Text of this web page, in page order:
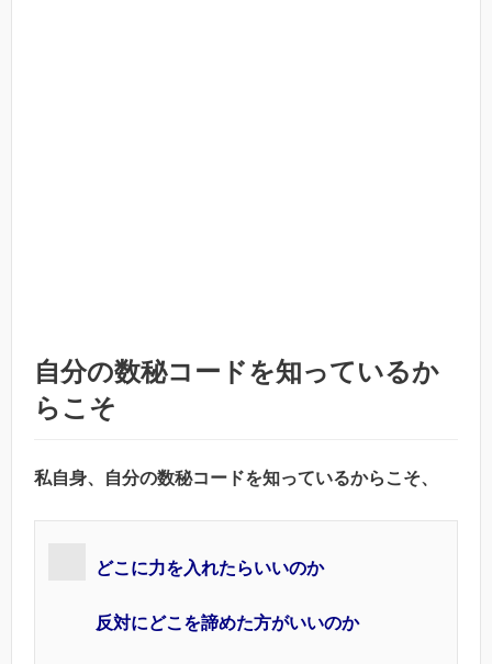
自分の数秘コードを知っているか
らこそ
私自身、自分の数秘コードを知っているからこそ、
どこに力を入れたらいいのか
反対にどこを諦めた方がいいのか